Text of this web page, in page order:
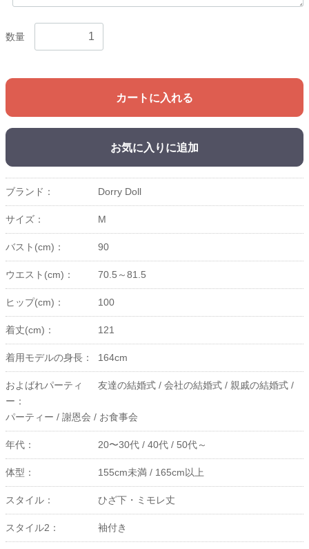
数量
カートに入れる
お気に入りに追加
ブランド： Dorry Doll
サイズ： M
バスト(cm)： 90
ウエスト(cm)： 70.5～81.5
ヒップ(cm)： 100
着丈(cm)： 121
着用モデルの身長： 164cm
およばれパーティ
ー：
友達の結婚式 / 会社の結婚式 / 親戚の結婚式 /
パーティー / 謝恩会 / お食事会
年代： 20〜30代 / 40代 / 50代～
体型： 155cm未満 / 165cm以上
スタイル： ひざ下・ミモレ丈
スタイル2： 袖付き